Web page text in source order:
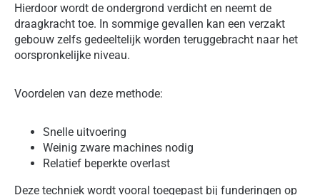
Hierdoor wordt de ondergrond verdicht en neemt de
draagkracht toe. In sommige gevallen kan een verzakt
gebouw zelfs gedeeltelijk worden teruggebracht naar het
oorspronkelijke niveau.
Voordelen van deze methode:
Snelle uitvoering
Weinig zware machines nodig
Relatief beperkte overlast
Deze techniek wordt vooral toegepast bij funderingen op